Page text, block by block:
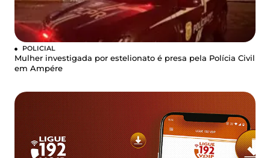
POLICIAL
Mulher investigada por estelionato é presa pela Polícia Civil
em Ampére